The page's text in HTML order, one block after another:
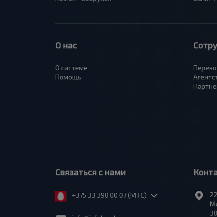
О нас
О системе
Помощь
Связаться с нами
+375 33 390 00 07 (МТС)